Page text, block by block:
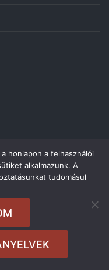
jog fenntartva.
felvenni. Sajnos most nem
honlapon a felhasználói
alkalmazunk. A
tudomásul